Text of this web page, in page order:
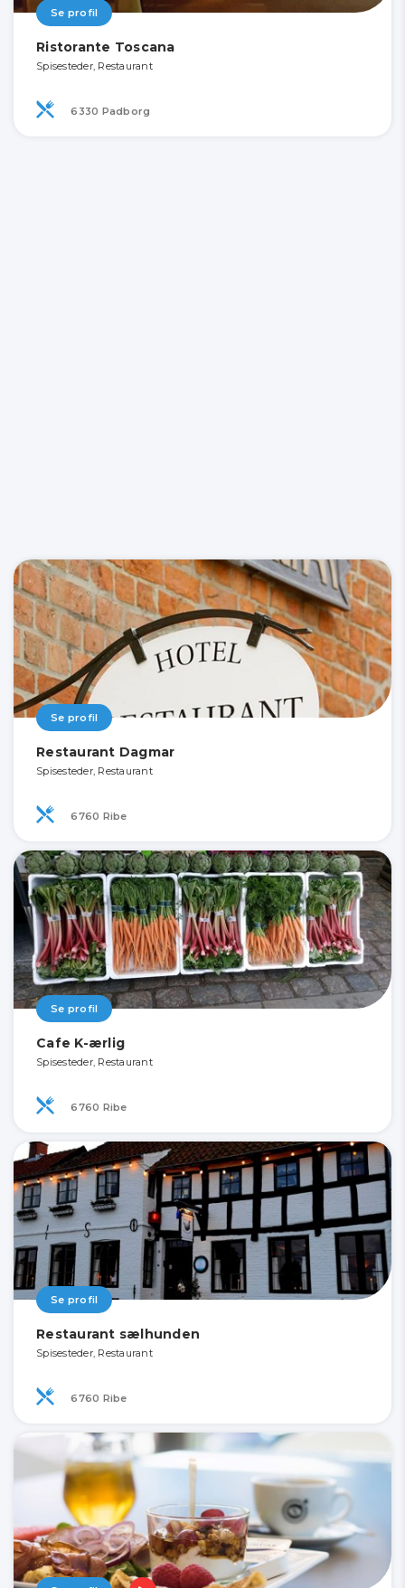
Se profil
Ristorante Toscana
Spisesteder, Restaurant
6330 Padborg
Se profil
Restaurant Dagmar
Spisesteder, Restaurant
6760 Ribe
Se profil
Cafe K-ærlig
Spisesteder, Restaurant
6760 Ribe
Se profil
Restaurant sælhunden
Spisesteder, Restaurant
6760 Ribe